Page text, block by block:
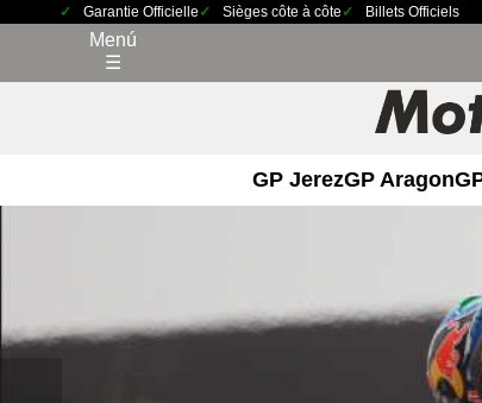
Garantie Officielle Sièges côte à côte Billets Officiels
Menú
☰
GP JerezGP Aragon